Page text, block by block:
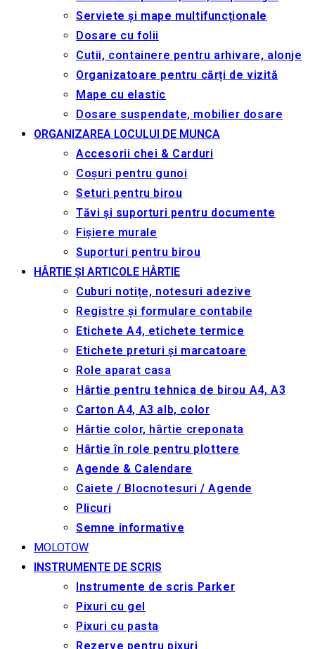
Serviete și mape multifuncționale
Dosare cu folii
Cutii, containere pentru arhivare, alonje
Organizatoare pentru cărți de vizită
Mape cu elastic
Dosare suspendate, mobilier dosare
ORGANIZAREA LOCULUI DE MUNCA
Accesorii chei & Сarduri
Coșuri pentru gunoi
Seturi pentru birou
Tăvi și suporturi pentru documente
Fișiere murale
Suporturi pentru birou
HÂRTIE ȘI ARTICOLE HÂRTIE
Cuburi notițe, notesuri adezive
Registre și formulare contabile
Etichete A4, etichete termice
Etichete preturi și marcatoare
Role aparat casa
Hârtie pentru tehnica de birou A4, A3
Carton A4, A3 alb, color
Hârtie color, hârtie creponata
Hârtie în role pentru plottere
Agende & Calendare
Caiete / Blocnotesuri / Agende
Plicuri
Semne informative
MOLOTOW
INSTRUMENTE DE SCRIS
Instrumente de scris Parker
Pixuri cu gel
Pixuri cu pasta
Rezerve pentru pixuri